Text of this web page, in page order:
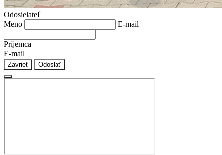
Odosielateľ
Meno
E-mail
Príjemca
E-mail
Zavrieť Odoslať